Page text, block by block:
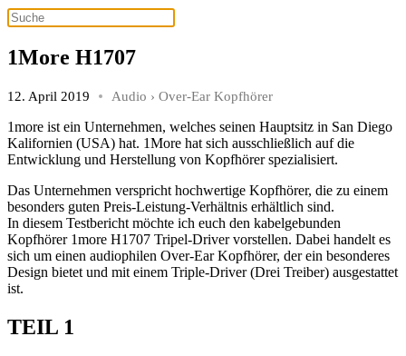
1More H1707
12. April 2019 Audio › Over-Ear Kopfhörer
1more ist ein Unternehmen, welches seinen Hauptsitz in San Diego
Kalifornien (USA) hat. 1More hat sich ausschließlich auf die
Entwicklung und Herstellung von Kopfhörer spezialisiert.
Das Unternehmen verspricht hochwertige Kopfhörer, die zu einem
besonders guten Preis-Leistung-Verhältnis erhältlich sind.
In diesem Testbericht möchte ich euch den kabelgebunden
Kopfhörer 1more H1707 Tripel-Driver vorstellen. Dabei handelt es
sich um einen audiophilen Over-Ear Kopfhörer, der ein besonderes
Design bietet und mit einem Triple-Driver (Drei Treiber) ausgestattet
ist.
TEIL 1